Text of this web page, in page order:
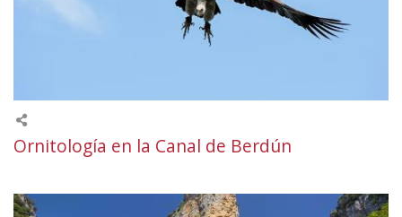
Ornitología en la Canal de Berdún